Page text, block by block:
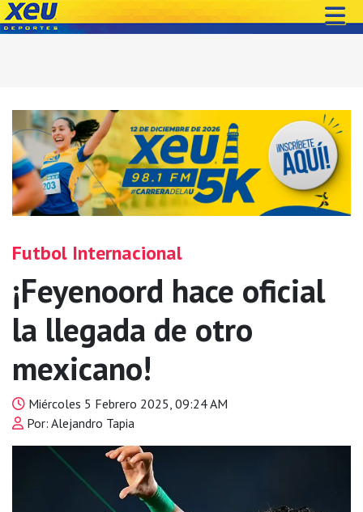
Futbol Internacional
¡Feyenoord hace oficial
la llegada de otro
mexicano!
Miércoles 5 Febrero 2025, 09:24 AM
Por: Alejandro Tapia